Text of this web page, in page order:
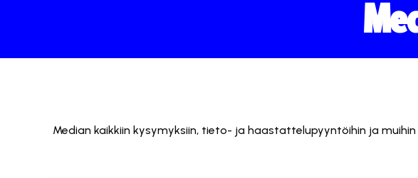
Median kaikkiin kysymyksiin, tieto- ja haastattelupyyntöihin ja